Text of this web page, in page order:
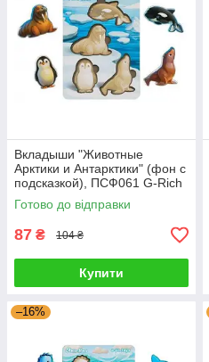
Вкладыши "Животные
Арктики и Антарктики" (фон с
подсказкой), ПСФ061 G-Rich
Готово до відправки
87 ₴ 104 ₴
Купити
–16%